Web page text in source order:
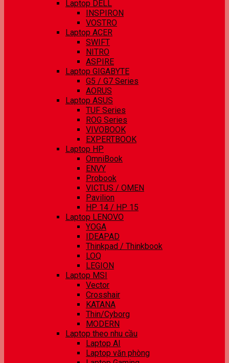
Laptop DELL
INSPIRON
VOSTRO
Laptop ACER
SWIFT
NITRO
ASPIRE
Laptop GIGABYTE
G5 / G7 Series
AORUS
Laptop ASUS
TUF Series
ROG Series
VIVOBOOK
EXPERTBOOK
Laptop HP
OmniBook
ENVY
Probook
VICTUS / OMEN
Pavilion
HP 14 / HP 15
Laptop LENOVO
YOGA
IDEAPAD
Thinkpad / Thinkbook
LOQ
LEGION
Laptop MSI
Vector
Crosshair
KATANA
Thin/Cyborg
MODERN
Laptop theo nhu cầu
Laptop AI
Laptop văn phòng